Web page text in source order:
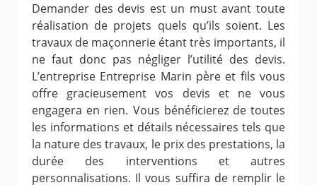
Demander des devis est un must avant toute
réalisation de projets quels qu’ils soient. Les
travaux de maçonnerie étant très importants, il
ne faut donc pas négliger l’utilité des devis.
L’entreprise Entreprise Marin père et fils vous
offre gracieusement vos devis et ne vous
engagera en rien. Vous bénéficierez de toutes
les informations et détails nécessaires tels que
la nature des travaux, le prix des prestations, la
durée des interventions et autres
personnalisations. Il vous suffira de remplir le